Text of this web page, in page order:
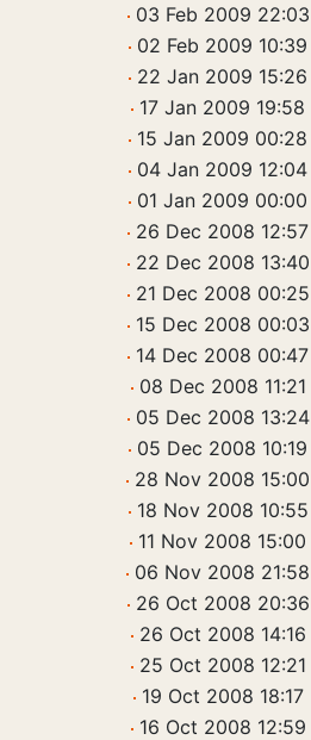
03 Feb 2009 22:03
02 Feb 2009 10:39
22 Jan 2009 15:26
17 Jan 2009 19:58
15 Jan 2009 00:28
04 Jan 2009 12:04
01 Jan 2009 00:00
26 Dec 2008 12:57
22 Dec 2008 13:40
21 Dec 2008 00:25
15 Dec 2008 00:03
14 Dec 2008 00:47
08 Dec 2008 11:21
05 Dec 2008 13:24
05 Dec 2008 10:19
28 Nov 2008 15:00
18 Nov 2008 10:55
11 Nov 2008 15:00
06 Nov 2008 21:58
26 Oct 2008 20:36
26 Oct 2008 14:16
25 Oct 2008 12:21
19 Oct 2008 18:17
16 Oct 2008 12:59